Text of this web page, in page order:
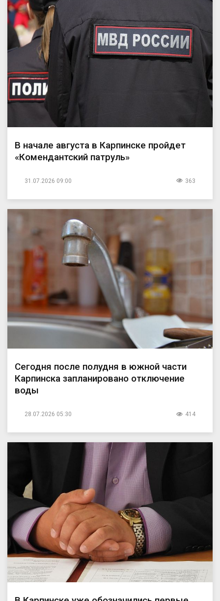
В начале августа в Карпинске пройдет
«Комендантский патруль»
31.07.2026 09:00 363
Сегодня после полудня в южной части
Карпинска запланировано отключение
воды
28.07.2026 05:30 414